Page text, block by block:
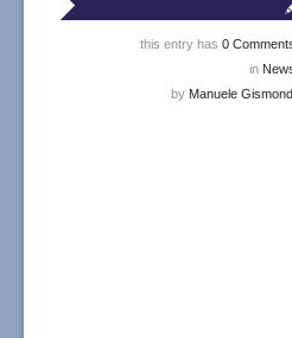
this entry has 0
in
by Manuele